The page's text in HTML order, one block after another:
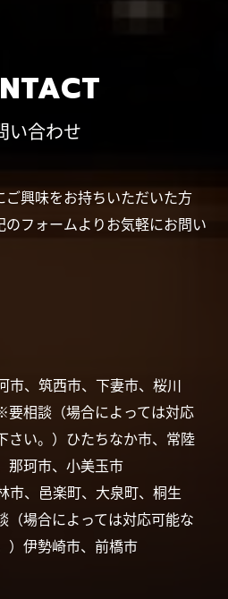
い合わせ
興味をお持ちいただいた方
フォームよりお気軽にお問い
、筑西市、下妻市、桜川
相談（場合によっては対応
さい。）ひたちなか市、常陸
那珂市、小美玉市
、邑楽町、大泉町、桐生
場合によっては対応可能な
）伊勢崎市、前橋市